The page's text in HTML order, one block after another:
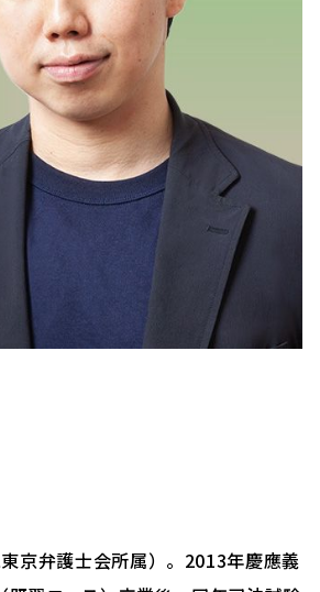
京弁護士会所属）。2013年慶應義